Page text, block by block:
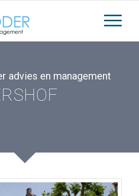
advies en management